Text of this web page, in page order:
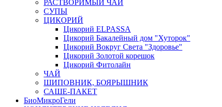
РАСТВОРИМЫЙ ЧАЙ
СУПЫ
ЦИКОРИЙ
Цикорий ELPASSA
Цикорий Бакалейный дом "Хуторок"
Цикорий Вокруг Света "Здоровье"
Цикорий Золотой корешок
Цикорий Фитолайн
ЧАЙ
ШИПОВНИК, БОЯРЫШНИК
САШЕ-ПАКЕТ
БиоМикроГели